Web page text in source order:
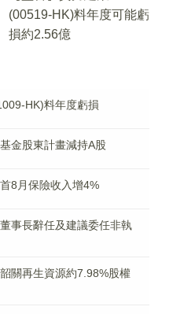
(00519-HK)料年度可能虧
損約2.56億
HK)料年度虧損
金股東計畫減持A股
8月保險收入增4%
事長辭任及建議委任非執
關再生資源約7.98%股權